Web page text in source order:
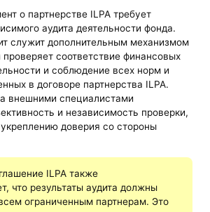
о партнерстве ILPA требует
аудита деятельности фонда.
служит дополнительным механизмом
проверяет соответствие финансовых
и соблюдение всех норм и
в договоре партнерства ILPA.
внешними специалистами
и независимость проверки,
доверия со стороны
ILPA также
что результаты аудита должны
ограниченным партнерам. Это